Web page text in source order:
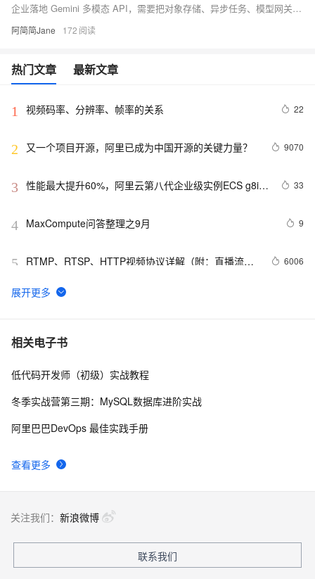
企业落地 Gemini 多模态 API，需要把对象存储、异步任务、模型网关、审核流、日志审计和成本统计一起设计。本文给出一套云上架构拆解。
阿简简Jane 172
热门文章 最新文章
1 视频码率、分辨率、帧率的关系 22
2 又一个项目开源，阿里已成为中国开源的关键力量？ 9070
3 性能最大提升60%，阿里云第八代企业级实例ECS g8i正
33
4 MaxCompute问答整理之9月 9
5
RTMP、RTSP、HTTP视频协议详解（附：直播流地
6006
6
【YOLOv8改进 - 注意力机制】Triplet Attention：轻量有
7 Python PIL远程命令执行漏洞复现(CVE-2017-8291
8 新年快乐 ~
相关电子书
查看更多
低代码开发师（初级）实战教程
冬季实战营第三期：MySQL数据库进阶实战
阿里巴巴DevOps 最佳实践手册
关注我们： 新浪微博
联系我们